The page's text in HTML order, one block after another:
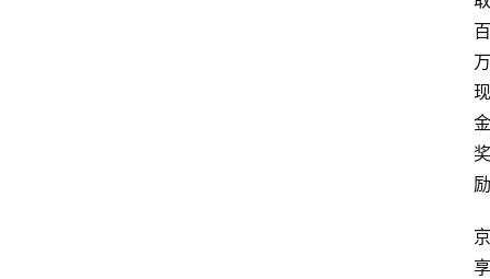
百
万
现
金
奖
励
京
享